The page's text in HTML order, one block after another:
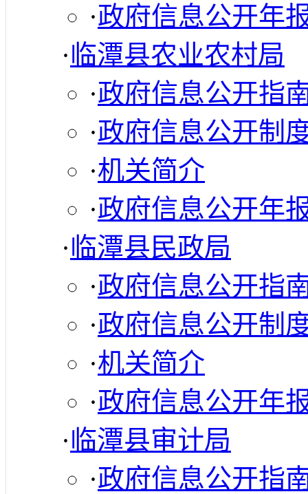
·政府信息公开年
·临潭县农业农村局
·政府信息公开指
·政府信息公开制
·机关简介
·政府信息公开年
·临潭县民政局
·政府信息公开指
·政府信息公开制
·机关简介
·政府信息公开年
·临潭县审计局
·政府信息公开指